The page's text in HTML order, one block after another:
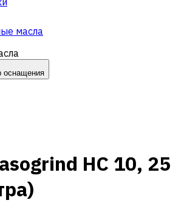
масла
оснащения
HC 10, 25